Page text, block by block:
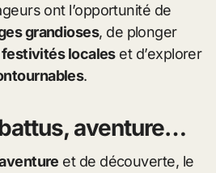
ont l’opportunité de
grandioses, de plonger
festivités localeset d’explorer
.
aventure…
et de découverte, le